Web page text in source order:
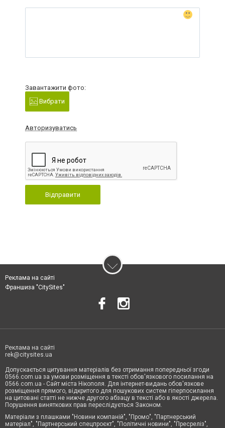
Завантажити фото:
Вибрати
Авторизуватись
Відправити
Реклама на сайті
Франшиза "CitySites"
Реклама на сайті
rek@citysites.ua
Допускається цитування матеріалів без отримання попередньої згоди
0566.com.ua за умови розміщення в тексті обов'язкового посилання на
0566.com.ua - Сайт міста Нікополя. Для інтернет-видань обов'язкове
розміщення прямого, відкритого для пошукових систем гіперпосилання
на цитовані статті не нижче другого абзацу в тексті або в якості джерела.
Порушення виняткових прав переслідується Законом.
Матеріали з плашками "Новини компаній", "Промо", "Партнерський
матеріал", "Партнерський спецпроєкт", "Політичні новини", "Пресреліз",